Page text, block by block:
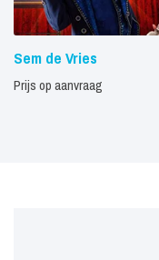
Sem de Vries
Prijs op aanvraag